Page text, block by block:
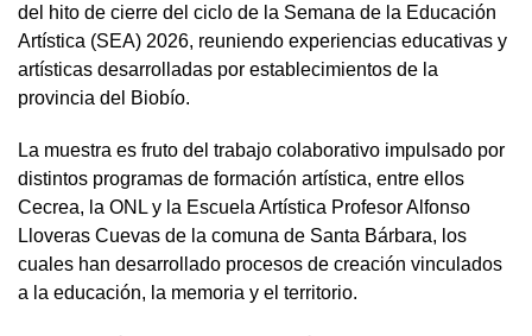
del hito de cierre del ciclo de la Semana de la Educación
Artística (SEA) 2026, reuniendo experiencias educativas y
artísticas desarrolladas por establecimientos de la
provincia del Biobío.
La muestra es fruto del trabajo colaborativo impulsado por
distintos programas de formación artística, entre ellos
Cecrea, la ONL y la Escuela Artística Profesor Alfonso
Lloveras Cuevas de la comuna de Santa Bárbara, los
cuales han desarrollado procesos de creación vinculados
a la educación, la memoria y el territorio.